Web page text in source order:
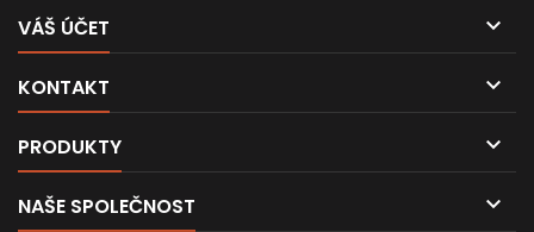
VÁŠ ÚČET 
KONTAKT 
PRODUKTY 
NAŠE SPOLEČNOST 